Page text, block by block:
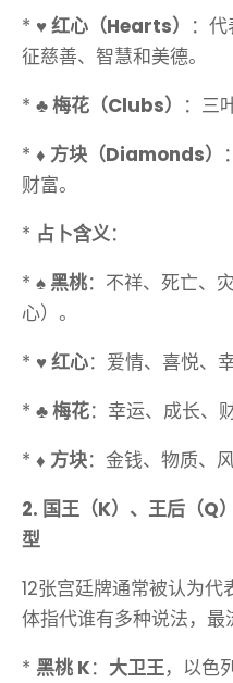
* ♥️ 红心（Hearts） ：代
征慈善、智慧和美德。
* ♣️ 梅花（Clubs） ：三
* ♦️ 方块（Diamonds）
财富。
* 占卜含义：
* ♠️ 黑桃：不祥、死亡、
心）。
* ♥️ 红心：爱情、喜悦、幸
* ♣️ 梅花：幸运、成长、
* ♦️ 方块：金钱、物质、
2. 国王（K）、王后（Q
型
12张宫廷牌通常被认为
体指代谁有多种说法，最
* 黑桃 K： 大卫王，以色